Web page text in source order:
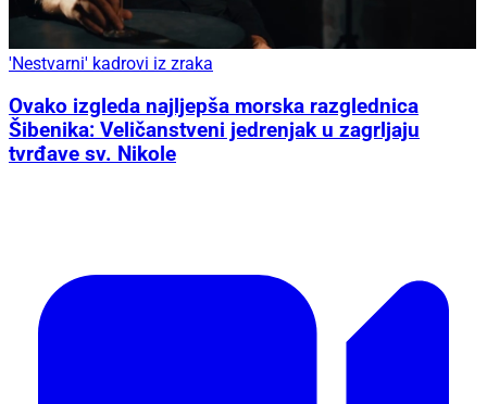
'Nestvarni' kadrovi iz zraka
Ovako izgleda najljepša morska razglednica
Šibenika: Veličanstveni jedrenjak u zagrljaju
tvrđave sv. Nikole